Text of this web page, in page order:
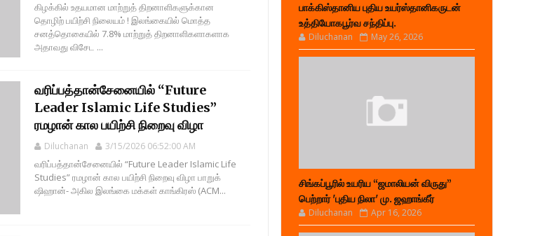
கிழக்கில் உதயமான மாற்றுத் திறனாளிகளுக்கான
தொழிற் பயிற்சி நிலையம் ! இலங்கையில் மொத்த
சனத்தொகையில் 7.8% மாற்றுத் திறனாளிகளாகளாக
அதாவது விசேட ...
வரிப்பத்தான்சேனையில் “Future
Leader Islamic Life Studies”
ரமழான் கால பயிற்சி நிறைவு விழா
Diluchanan 3/15/2026 06:52:00 AM
வரிப்பத்தான்சேனையில் “Future Leader Islamic Life
Studies” ரமழான் கால பயிற்சி நிறைவு விழா பாறுக்
ஷிஹான்- அகில இலங்கை மக்கள் காங்கிரஸ் (ACM...
பாக்கிஸ்தானிய புதிய உயர்ஸ்தானிகருடன்
உத்தியோகபூர்வ சந்திப்பு.
Diluchanan May 26, 2026
சிங்கப்பூரில் உயரிய “ஜமாலியன் விருது”
பெற்றார் 'புதிய நிலா' மு. ஜஹாங்கீர்
Diluchanan Apr 16, 2026